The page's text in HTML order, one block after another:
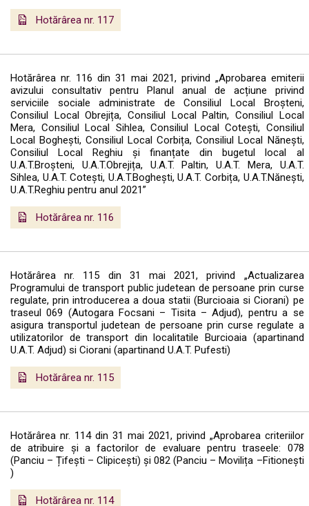
Hotărârea nr. 117
Hotărârea nr. 116 din 31 mai 2021, privind „Aprobarea emiterii
avizului consultativ pentru Planul anual de acțiune privind
serviciile sociale administrate de Consiliul Local Broșteni,
Consiliul Local Obrejița, Consiliul Local Paltin, Consiliul Local
Mera, Consiliul Local Sihlea, Consiliul Local Cotești, Consiliul
Local Boghești, Consiliul Local Corbița, Consiliul Local Nănești,
Consiliul Local Reghiu și finanțate din bugetul local al
U.A.T.Broșteni, U.A.T.Obrejița, U.A.T. Paltin, U.A.T. Mera, U.A.T.
Sihlea, U.A.T. Cotești, U.A.T.Boghești, U.A.T. Corbița, U.A.T.Nănești,
U.A.T.Reghiu pentru anul 2021”
Hotărârea nr. 116
Hotărârea nr. 115 din 31 mai 2021, privind „Actualizarea
Programului de transport public judetean de persoane prin curse
regulate, prin introducerea a doua statii (Burcioaia si Ciorani) pe
traseul 069 (Autogara Focsani – Tisita – Adjud), pentru a se
asigura transportul judetean de persoane prin curse regulate a
utilizatorilor de transport din localitatile Burcioaia (apartinand
U.A.T. Adjud) si Ciorani (apartinand U.A.T. Pufesti)
Hotărârea nr. 115
Hotărârea nr. 114 din 31 mai 2021, privind „Aprobarea criteriilor
de atribuire și a factorilor de evaluare pentru traseele: 078
(Panciu – Țifești – Clipicești) și 082 (Panciu – Movilița –Fitionești
)
Hotărârea nr. 114